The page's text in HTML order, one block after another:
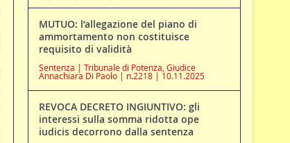
MUTUO: l’allegazione del piano di
ammortamento non costituisce
requisito di validità
Sentenza | Tribunale di Potenza, Giudice
Annachiara Di Paolo | n.2218 | 10.11.2025
REVOCA DECRETO INGIUNTIVO: gli
interessi sulla somma ridotta ope
iudicis decorrono dalla sentenza